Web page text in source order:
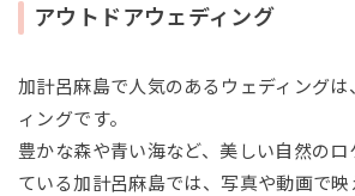
アウトドアウェディング
加計呂麻島で人気のあるウェディング
ィングです。
豊かな森や青い海など、美しい自然の
ている加計呂麻島では、写真や動画で